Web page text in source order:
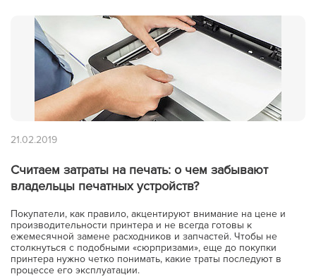
21.02.2019
Считаем затраты на печать: о чем забывают
владельцы печатных устройств?
Покупатели, как правило, акцентируют внимание на цене и
производительности принтера и не всегда готовы к
ежемесячной замене расходников и запчастей. Чтобы не
столкнуться с подобными «сюрпризами», еще до покупки
принтера нужно четко понимать, какие траты последуют в
процессе его эксплуатации.